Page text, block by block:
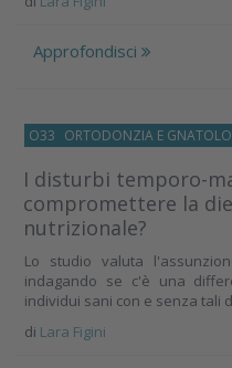
Approfondisci
O33 ORTODONZIA E
I disturbi temporo-
compromettere la
nutrizionale?
Lo studio valuta
indagando se c'è una
individui sani con e senza tali
di Lara Figini